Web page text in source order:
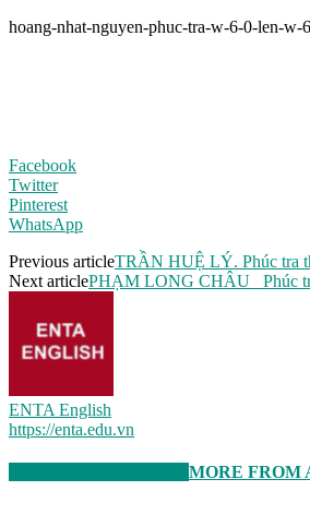
hoang-nhat-nguyen-phuc-tra-w-6-0-len-w-
Facebook
Twitter
Pinterest
WhatsApp
Previous articleTRẦN HUỆ LÝ. Phúc tra
Next articlePHẠM LONG CHÂU _Phúc
ENTA English
https://enta.edu.vn
MORE FROM